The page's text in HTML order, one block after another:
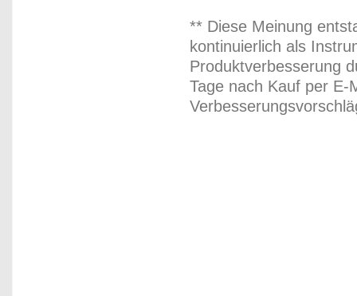
** Diese Meinung
kontinuierlich als
Produktverbesserung
Tage nach Kauf per E-